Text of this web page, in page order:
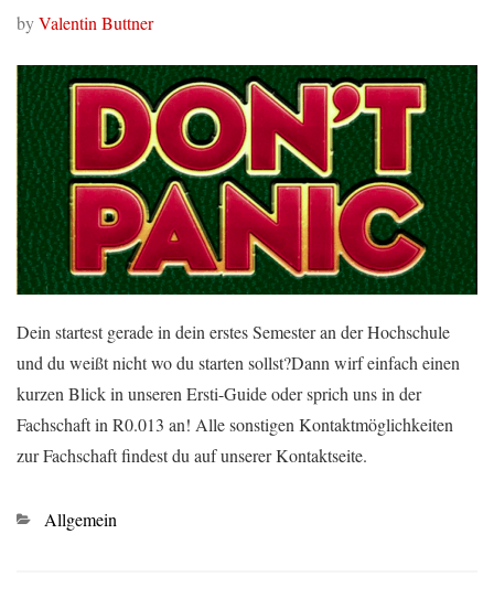
byValentin Buttner
Dein startest gerade in dein erstes Semester an der Hochschule
und du weißt nicht wo du starten sollst?Dann wirf einfach einen
kurzen Blick in unseren Ersti-Guide oder sprich uns in der
Fachschaft in R0.013 an! Alle sonstigen Kontaktmöglichkeiten
zur Fachschaft findest du auf unserer Kontaktseite.
Kategorien
Allgemein